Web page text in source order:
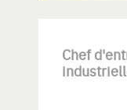
Chef